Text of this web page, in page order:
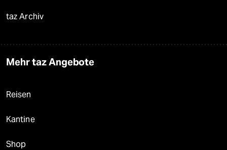
taz Archiv
Mehr taz Angebote
Reisen
Kantine
Shop